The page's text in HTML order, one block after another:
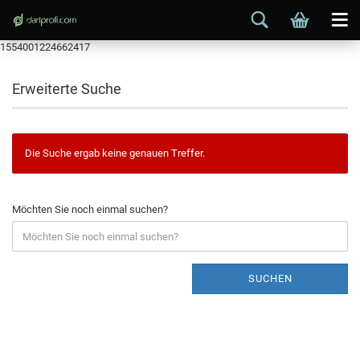
1554001224662417
Erweiterte Suche
Die Suche ergab keine genauen Treffer.
Möchten Sie noch einmal suchen?
SUCHEN